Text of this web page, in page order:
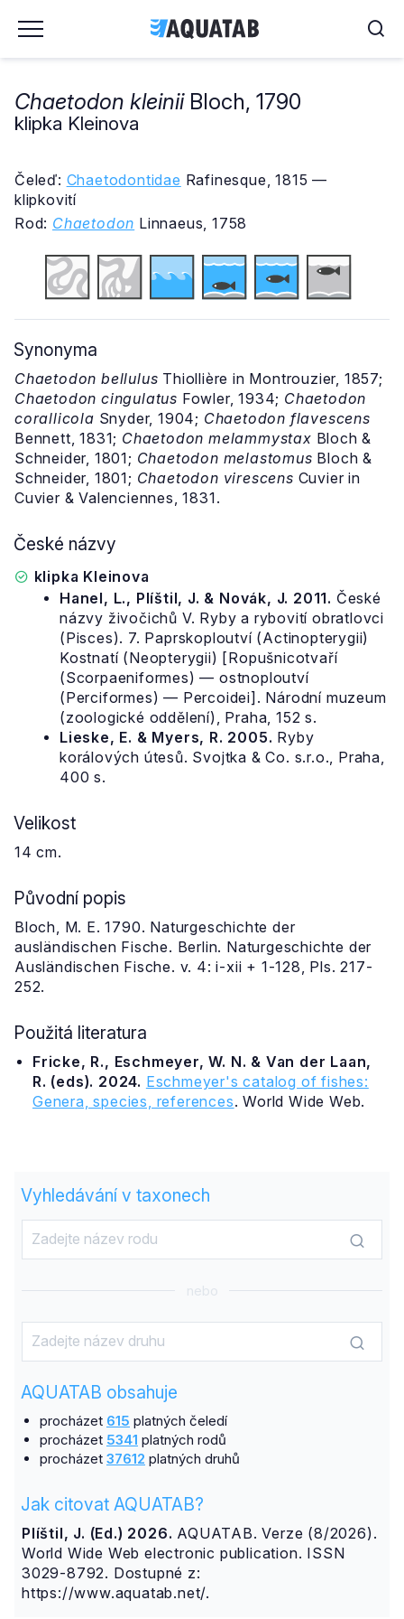
Chaetodon kleiniiBloch, 1790
klipka Kleinova
Čeleď: Chaetodontidae Rafinesque, 1815 —
klipkovití
Rod: Chaetodon Linnaeus, 1758
Synonyma
Chaetodon bellulus Thiollière in Montrouzier, 1857;
Chaetodon cingulatus Fowler, 1934; Chaetodon
corallicola Snyder, 1904; Chaetodon flavescens
Bennett, 1831; Chaetodon melammystax Bloch &
Schneider, 1801; Chaetodon melastomus Bloch &
Schneider, 1801; Chaetodon virescens Cuvier in
Cuvier & Valenciennes, 1831.
České názvy
klipka Kleinova
Hanel, L., Plíštil, J. & Novák, J. 2011. České
názvy živočichů V. Ryby a rybovití obratlovci
(Pisces). 7. Paprskoploutví (Actinopterygii)
Kostnatí (Neopterygii) [Ropušnicotvaří
(Scorpaeniformes) — ostnoploutví
(Perciformes) — Percoidei]. Národní muzeum
(zoologické oddělení), Praha, 152 s.
Lieske, E. & Myers, R. 2005. Ryby
korálových útesů. Svojtka & Co. s.r.o., Praha,
400 s.
Velikost
14 cm.
Původní popis
Bloch, M. E. 1790. Naturgeschichte der
ausländischen Fische. Berlin. Naturgeschichte der
Ausländischen Fische. v. 4: i-xii + 1-128, Pls. 217-
252.
Použitá literatura
Fricke, R., Eschmeyer, W. N. & Van der Laan,
R. (eds). 2024. Eschmeyer's catalog of fishes:
Genera, species, references. World Wide Web.
Vyhledávání v taxonech
nebo
AQUATAB obsahuje
procházet 615 platných čeledí
procházet 5341 platných rodů
procházet 37612 platných druhů
Jak citovat AQUATAB?
Plíštil, J. (Ed.) 2026. AQUATAB. Verze (8/2026).
World Wide Web electronic publication. ISSN
3029-8792. Dostupné z:
https://www.aquatab.net/.